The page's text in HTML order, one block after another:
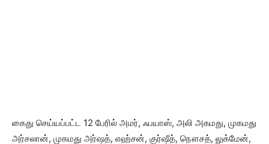
கைது செய்யப்பட்ட 12 பேரில் அமர், ஃபயாஸ், அலி அகமது, முகமது
அர்சலான், முகமது அர்ஷத், எஹ்சன், குர்ஷீத், நௌசத், லுக்மேன்,